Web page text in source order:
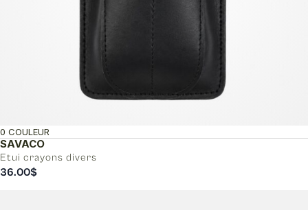
SAVACO
Etui crayons divers
0 COULEUR
36.00$